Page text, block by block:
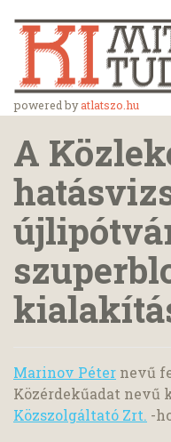
powered byatlatszo.hu
A
Marinov Péter nevű
Közérdekűadat nevű
Közszolgáltató Zrt. -